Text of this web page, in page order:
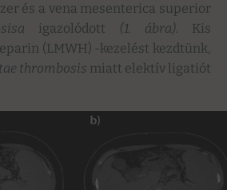
és a vena mesenterica superior
igazolódott (1. ábra). Kis
(LMWH) -kezelést kezdtünk,
thrombosis miatt elektív ligatiót